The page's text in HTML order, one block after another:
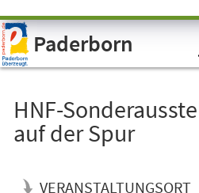
Visuelle
Assistenzsoftware
öffnen.Paderborn
HNF-
auf der Spur
VERANSTALTUNGSORT